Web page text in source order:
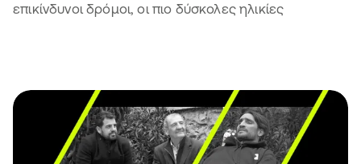
επικίνδυνοι δρόμοι, οι πιο δύσκολες ηλικίες